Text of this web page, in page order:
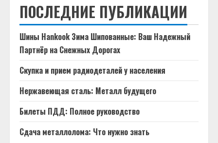
ПОСЛЕДНИЕ ПУБЛИКАЦИИ
Шины Hankook Зима Шипованные: Ваш Надежный
Партнёр на Снежных Дорогах
Скупка и прием радиодеталей у населения
Нержавеющая сталь: Металл будущего
Билеты ПДД: Полное руководство
Сдача металлолома: Что нужно знать